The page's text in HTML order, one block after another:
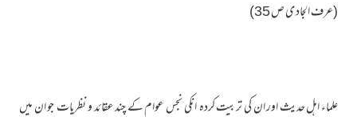
(عرف الجاد ی ص 35)
علماء اہل حدیث اور ان کی تربیت کردہ انکی نجس عوام کے چند عقائد و نظریات جو ان میں